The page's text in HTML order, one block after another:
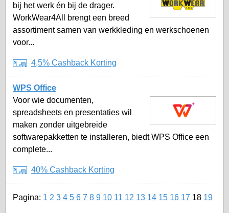
bij het werk én bij de drager.
WorkWear4All brengt een breed
assortiment samen van werkkleding en werkschoenen
voor...
4,5% Cashback Korting
WPS Office
Voor wie documenten,
spreadsheets en presentaties wil
maken zonder uitgebreide
softwarepakketten te installeren, biedt WPS Office een
complete...
40% Cashback Korting
Pagina: 1 2 3 4 5 6 7 8 9 10 11 12 13 14 15 16 17 18 19